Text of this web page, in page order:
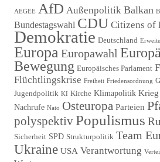
AEGEE AfD Außenpolitik Balkan
Bundestagswahl CDU Citizens of
Demokratie Deutschland
Europa Europawahl
Bewegung Europäisches Parlament
Flüchtlingskrise Freiheit Friedensordnung
Jugendpolitik KI Kirche Klimapolitik Krieg
Nachrufe Nato Osteuropa Parteien
polyspektivPopulismus
Sicherheit SPD Strukturpolitik Team
Ukraine USA Verantwortung